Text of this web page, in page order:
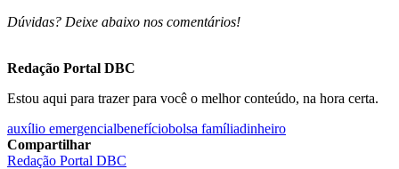
Dúvidas? Deixe abaixo nos comentários!
Redação Portal DBC
Estou aqui para trazer para você o melhor conteúdo, na hora certa.
auxílio emergencialbenefíciobolsa famíliadinheiro
Compartilhar
Redação Portal DBC